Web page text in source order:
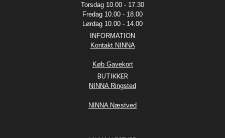
Torsdag 10.00 - 17.30
Fredag 10.00 - 18.00
Lørdag 10.00 - 14.00
INFORMATION
Kontakt NINNA
Køb Gavekort
BUTIKKER
NINNA Ringsted
NINNA Næstved